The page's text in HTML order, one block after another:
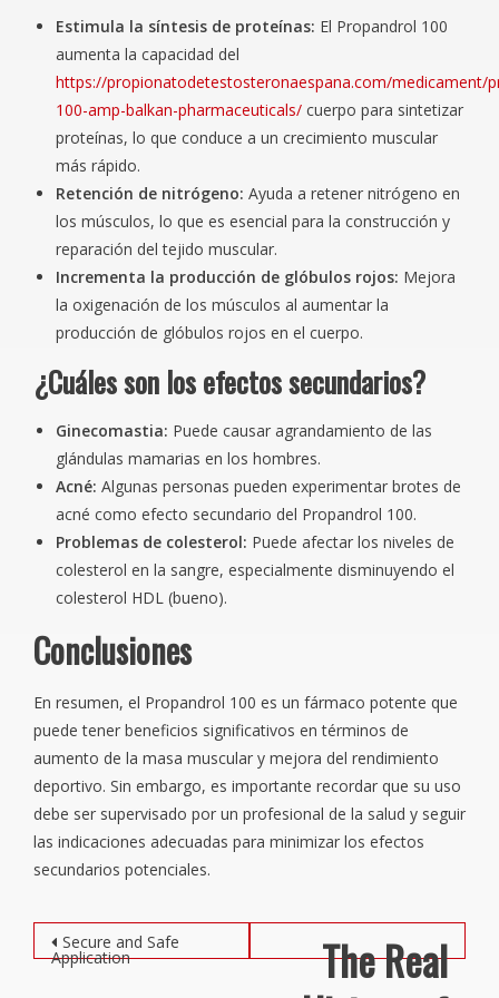
Estimula la síntesis de proteínas: El Propandrol 100
aumenta la capacidad del
https://propionatodetestosteronaespana.com/medicament/
100-amp-balkan-pharmaceuticals/cuerpo para sintetizar
proteínas, lo que conduce a un crecimiento muscular
más rápido.
Retención de nitrógeno: Ayuda a retener nitrógeno en
los músculos, lo que es esencial para la construcción y
reparación del tejido muscular.
Incrementa la producción de glóbulos rojos: Mejora
la oxigenación de los músculos al aumentar la
producción de glóbulos rojos en el cuerpo.
¿Cuáles son los efectos secundarios?
Ginecomastia: Puede causar agrandamiento de las
glándulas mamarias en los hombres.
Acné: Algunas personas pueden experimentar brotes de
acné como efecto secundario del Propandrol 100.
Problemas de colesterol: Puede afectar los niveles de
colesterol en la sangre, especialmente disminuyendo el
colesterol HDL (bueno).
Conclusiones
En resumen, el Propandrol 100 es un fármaco potente que
puede tener beneficios significativos en términos de
aumento de la masa muscular y mejora del rendimiento
deportivo. Sin embargo, es importante recordar que su uso
debe ser supervisado por un profesional de la salud y seguir
las indicaciones adecuadas para minimizar los efectos
secundarios potenciales.
Post navigation
Secure and Safe
Application
The Real